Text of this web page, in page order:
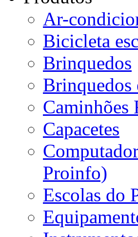
Ar-
Bicicleta
Brinquedos
Brinquedos
Capacetes
Proinfo)
Escolas do